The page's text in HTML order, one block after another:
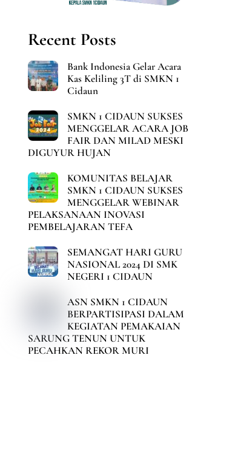
Recent Posts
Bank Indonesia Gelar Acara
Kas Keliling 3T di SMKN 1
Cidaun
SMKN 1 CIDAUN SUKSES
MENGGELAR ACARA JOB
FAIR DAN MILAD MESKI
DIGUYUR HUJAN
KOMUNITAS BELAJAR
SMKN 1 CIDAUN SUKSES
MENGGELAR WEBINAR
PELAKSANAAN INOVASI
PEMBELAJARAN TEFA
SEMANGAT HARI GURU
NASIONAL 2024 DI SMK
NEGERI 1 CIDAUN
ASN SMKN 1 CIDAUN
BERPARTISIPASI DALAM
KEGIATAN PEMAKAIAN
SARUNG TENUN UNTUK
PECAHKAN REKOR MURI